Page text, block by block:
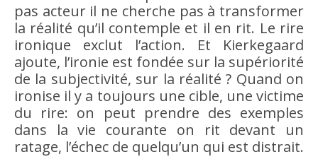
pas acteur il ne cherche pas à transformer
la réalité qu’il contemple et il en rit. Le rire
ironique exclut l’action. Et Kierkegaard
ajoute, l’ironie est fondée sur la supériorité
de la subjectivité, sur la réalité ? Quand on
ironise il y a toujours une cible, une victime
du rire: on peut prendre des exemples
dans la vie courante on rit devant un
ratage, l’échec de quelqu’un qui est distrait.